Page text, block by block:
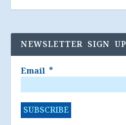
NEWSLETTER SIGN UP
Email *